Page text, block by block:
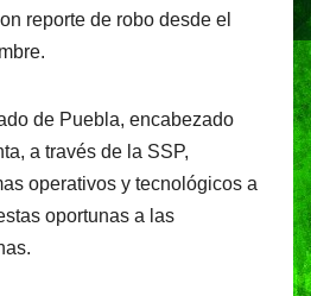
reporte de robo desde el
de Puebla, encabezado
a través de la SSP,
operativos y tecnológicos a
oportunas a las